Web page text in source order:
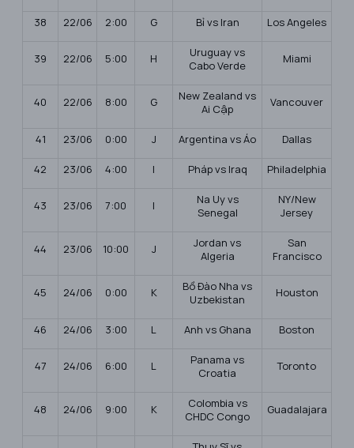
38 22/06 2:00 G Bỉ vs Iran Los Angeles
39 22/06 5:00 H
Uruguay vs
Cabo Verde
Miami
40 22/06 8:00 G
New Zealand vs
Ai Cập
Vancouver
41 23/06 0:00 J Argentina vs Áo Dallas
42 23/06 4:00 I Pháp vs Iraq Philadelphia
43 23/06 7:00 I
Na Uy vs
Senegal
NY/New
Jersey
44 23/06 10:00 J
Jordan vs
Algeria
San
Francisco
45 24/06 0:00 K
Bồ Đào Nha vs
Uzbekistan
Houston
46 24/06 3:00 L Anh vs Ghana Boston
47 24/06 6:00 L
Panama vs
Croatia
Toronto
48 24/06 9:00 K
Colombia vs
CHDC Congo
Guadalajara